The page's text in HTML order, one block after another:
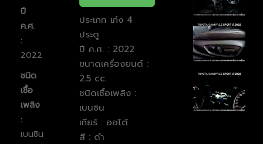
ปี
ค.ศ.
:
2022
ชนิด
เชื้อ
เพลิง
:
เบนซิน
ประเภท เก๋ง 4
ประตู
ปี ค.ศ. : 2022
ขนาดเครื่องยนต์ :
2.5 cc.
ชนิดเชื้อเพลิง :
เบนซิน
เกียร์ : ออโต้
สี : ดำ